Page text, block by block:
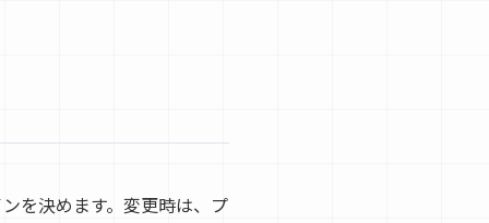
を決めます。変更時は、プ